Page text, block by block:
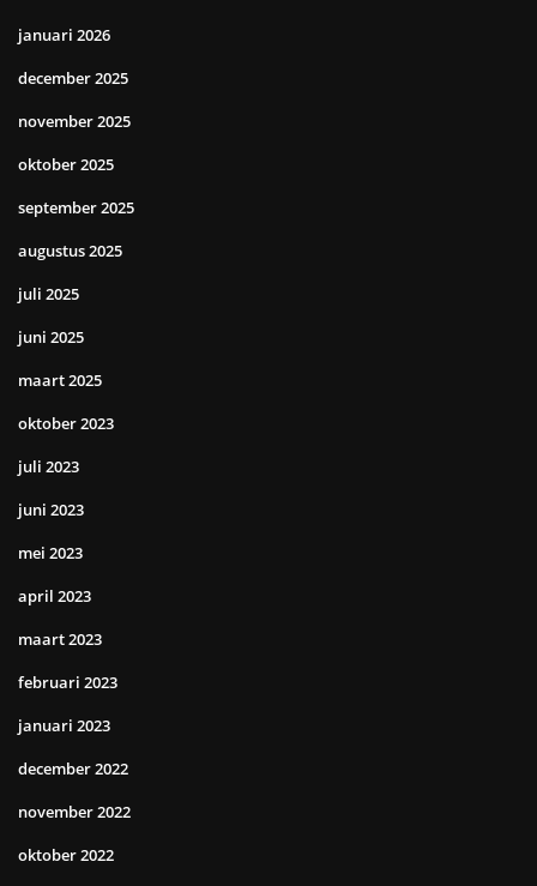
januari 2026
december 2025
november 2025
oktober 2025
september 2025
augustus 2025
juli 2025
juni 2025
maart 2025
oktober 2023
juli 2023
juni 2023
mei 2023
april 2023
maart 2023
februari 2023
januari 2023
december 2022
november 2022
oktober 2022